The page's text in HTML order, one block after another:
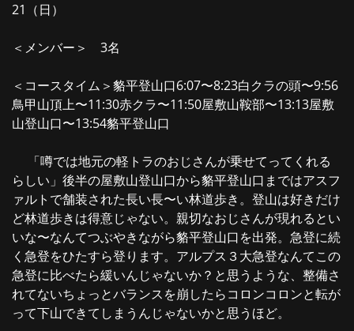
21（日）
＜メンバー＞ 3名
＜コースタイム＞貉平登山口6:07〜8:23白クラの頭〜9:56
鳥甲山頂上〜11:30赤クラ〜11:50屋敷山鞍部〜13:13屋敷
山登山口〜13:54貉平登山口
「噂では地元の軽トラのおじさんが乗せてってくれる
らしい」後半の屋敷山登山口から貉平登山口まではアスフ
ァルトで舗装された長い長〜い林道歩き。登山は好きだけ
ど林道歩きは得意じゃない。親切なおじさんが現れるとい
いな〜なんてつぶやきながら貉平登山口を出発。急登に続
く急登をひたすら登ります。アルプス３大急登なんてこの
急登に比べたら緩いんじゃないか？と思うような、整備さ
れてないちょっとバランスを崩したらコロンコロンと転が
って下山できてしまうんじゃないかと思うほど。